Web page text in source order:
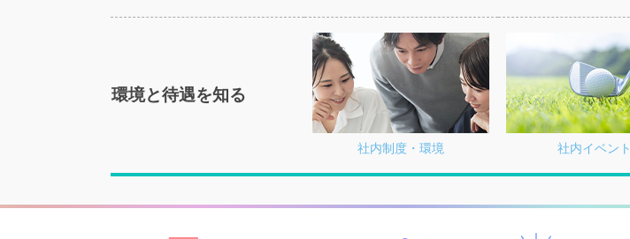
環境と待遇を知る
社内制度・環境 社内イベント